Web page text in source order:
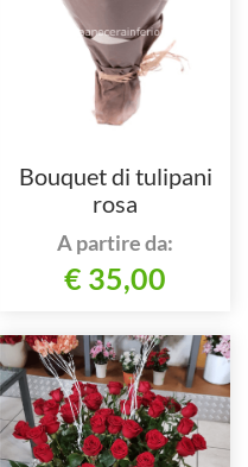
Bouquet di tulipani
rosa
A partire da:
€ 35,00